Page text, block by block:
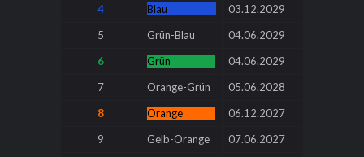
4 Blau
03.12.2029
5
Grün-Blau
04.06.2029
6
Grün
04.06.2029
7
Orange-Grün
05.06.2028
8
Orange________
06.12.2027
9
Gelb-Orange 07.06.2027